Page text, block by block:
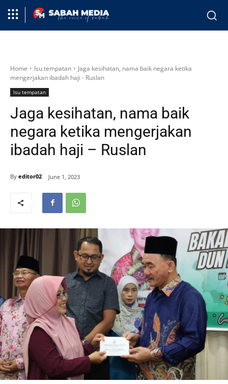
Home Isu tempatan
Jaga kesihatan, nama baik negara ketika
mengerjakan ibadah haji - Ruslan
Isu tempatan
Jaga kesihatan, nama baik
negara ketika mengerjakan
ibadah haji – Ruslan
By editor02 June 1, 2023